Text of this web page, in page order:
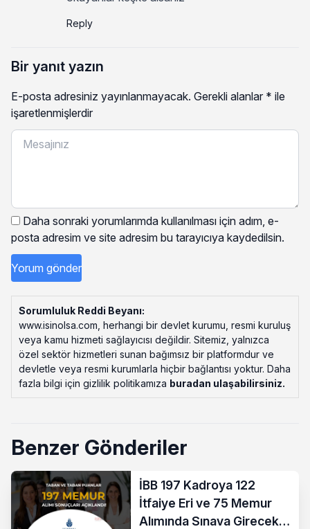
Reply
Bir yanıt yazın
E-posta adresiniz yayınlanmayacak. Gerekli alanlar * ile
işaretlenmişlerdir
Daha sonraki yorumlarımda kullanılması için adım, e-
posta adresim ve site adresim bu tarayıcıya kaydedilsin.
Sorumluluk Reddi Beyanı:
www.isinolsa.com, herhangi bir devlet kurumu, resmi kuruluş
veya kamu hizmeti sağlayıcısı değildir. Sitemiz, yalnızca
özel sektör hizmetleri sunan bağımsız bir platformdur ve
devletle veya resmi kurumlarla hiçbir bağlantısı yoktur. Daha
fazla bilgi için gizlilik politikamıza buradan ulaşabilirsiniz.
Benzer Gönderiler
İBB 197 Kadroya 122
İtfaiye Eri ve 75 Memur
Alımında Sınava Girecek